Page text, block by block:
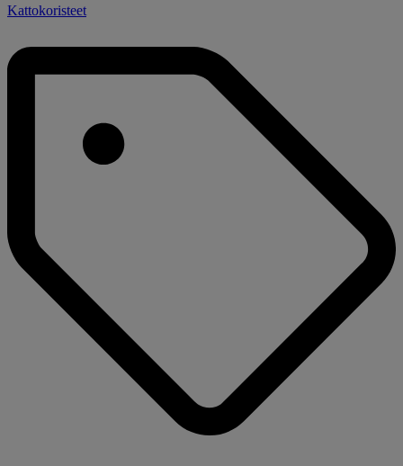
Kattokoristeet